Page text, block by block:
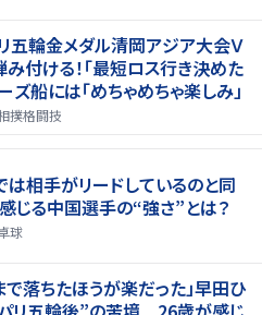
五輪金メダル清岡アジア大会Ｖ
付ける！「最短ロス行き決めた
ズ船には「めちゃめちゃ楽しみ」
撲格闘技
では相手がリードしているのと同
じる中国選手の“強さ”とは？
球
で落ちたほうが楽だった」早田ひ